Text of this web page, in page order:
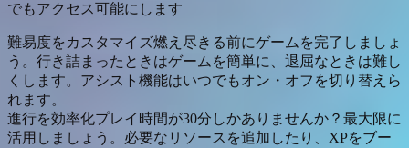
でもアクセス可能にします
難易度をカスタマイズ燃え尽きる前にゲームを完了しましょ
う。行き詰まったときはゲームを簡単に、退屈なときは難し
くします。アシスト機能はいつでもオン・オフを切り替えら
れます。
進行を効率化プレイ時間が30分しかありませんか？最大限に
活用しましょう。必要なリソースを追加したり、XPをブー